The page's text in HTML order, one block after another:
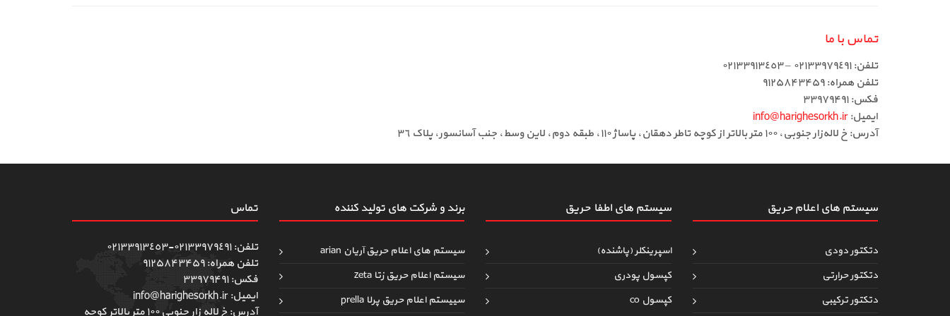
تماس با ما
تلفن: ٠٢١٣٣٩٧٩٤٩١ – ٠٢١٣٣٩١٣٤٥٣
تلفن همراه: ۹۱۲۵۸۴۳۴۵۹
فکس: ۳۳۹۷۹۴۹۱
ایمیل:info@harighesorkh.ir
آدرس: خ لاله‌زار جنوبی، ١٠٠ متر بالاتر از کوچه تاطر دهقان، پاساژ ١١٠، طبقه دوم، لاین وسط، جنب آسانسور، پلاک ٣٦
سیستم های اعلام حریق
دتکتور دودی
دتکتور حرارتی
دتکتور ترکیبی
سیستم های اطفاءحریق
اسپرینکلر (پاشنده)
کپسول پودری
کپسول co
برند و شرکت های تولید کننده
سیستم های اعلام حریق آریان arian
سیستم اعلام حریق زتا zeta
سییستم اعلام حریق پرلا prella
تماس
تلفن: ٠٢١٣٣٩٧٩٤٩١-٠٢١٣٣٩١٣٤٥٣
تلفن همراه: ۹۱۲۵۸۴۳۴۵۹
فکس: ۳۳۹۷۹۴۹۱
ایمیل: info@harighesorkh.ir
آدرس: خ لاله زار جنوبی ١٠٠ متر بالاتر کوچه